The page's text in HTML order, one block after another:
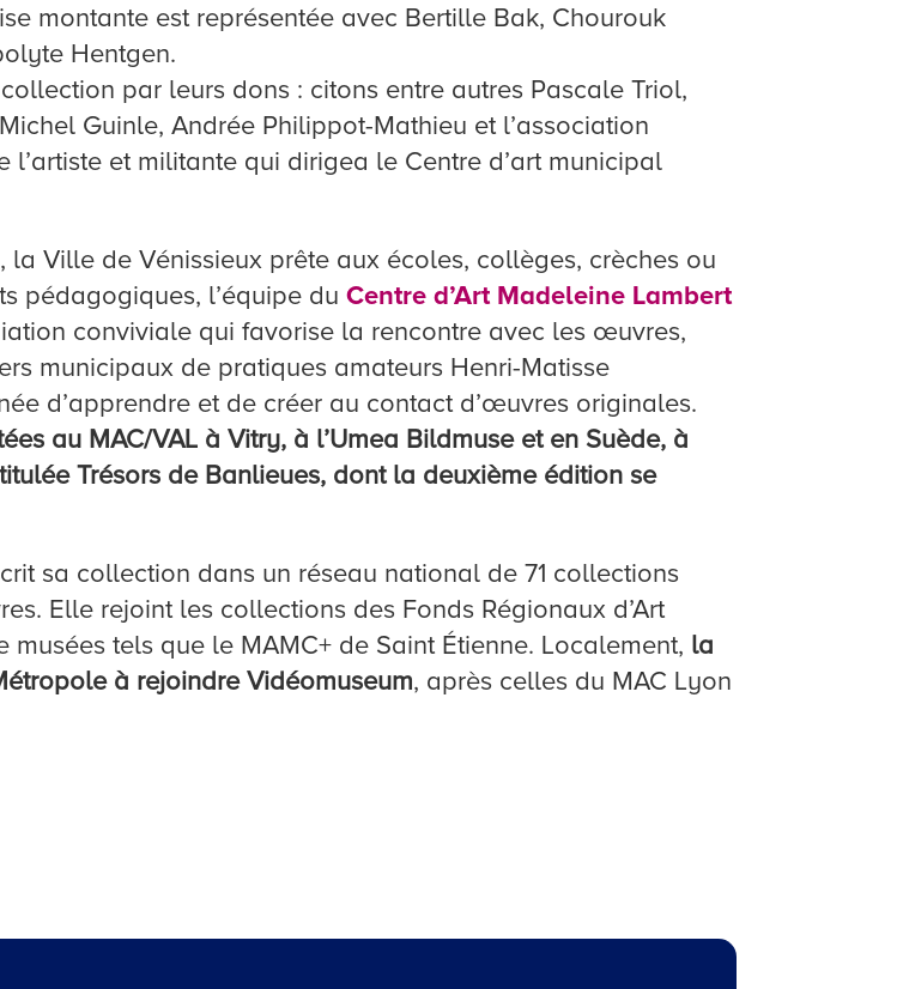
montante est représentée avec Bertille Bak, Chourouk
Hentgen.
par leurs dons : citons entre autres Pascale Triol,
Guinle, Andrée Philippot-Mathieu et l’association
et militante qui dirigea le Centre d’art municipal
Ville de Vénissieux prête aux écoles, collèges, crèches ou
pédagogiques, l’équipe duCentre d’Art Madeleine Lambert
conviviale qui favorise la rencontre avec les œuvres,
municipaux de pratiques amateurs Henri-Matisse
d’apprendre et de créer au contact d’œuvres originales.
au MAC/VAL à Vitry, à l’Umea Bildmuse et en Suède, à
Trésors de Banlieues, dont la deuxième édition se
sa collection dans un réseau national de 71 collections
Elle rejoint les collections des Fonds Régionaux d’Art
tels que le MAMC+ de Saint Étienne. Localement, la
à rejoindre Vidéomuseum, après celles du MAC Lyon